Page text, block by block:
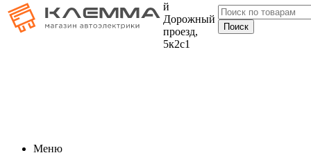
й
Дорожный
проезд,
5к2с1
Меню